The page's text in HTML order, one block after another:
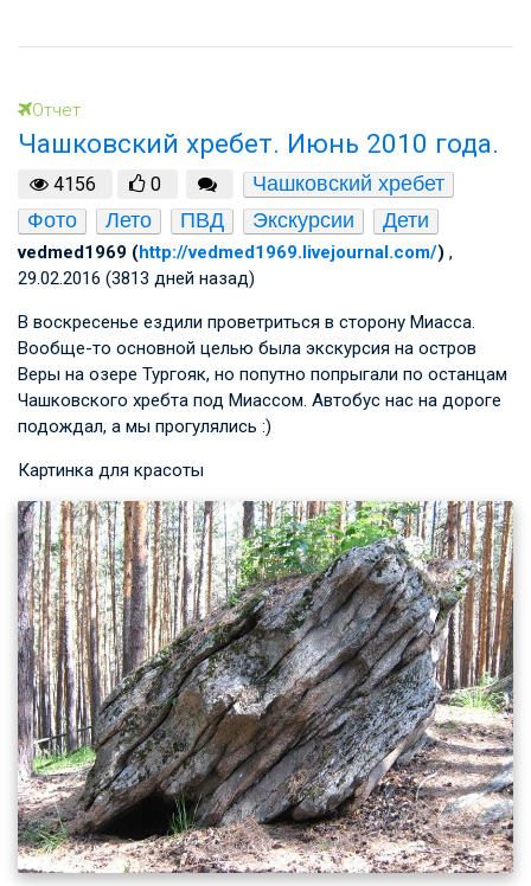
Отчет
Чашковский хребет. Июнь 2010 года.
4156 0
Чашковский хребет
Фото
Лето ПВД Экскурсии Дети
vedmed1969 (http://vedmed1969.livejournal.com/) ,
29.02.2016 (3813 дней назад)
В воскресенье ездили проветриться в сторону Миасса.
Вообще-то основной целью была экскурсия на остров
Веры на озере Тургояк, но попутно попрыгали по останцам
Чашковского хребта под Миассом. Автобус нас на дороге
подождал, а мы прогулялись :)
Картинка для красоты